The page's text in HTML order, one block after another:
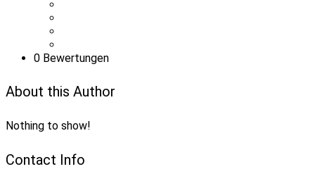
0 Bewertungen
About this Author
Nothing to show!
Contact Info